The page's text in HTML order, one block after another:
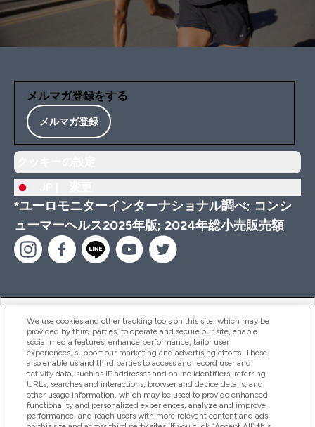
メルマガ登録をする
メルマガ登録
*ユーロモニターインターナショナル調べ; コンシ
ューマーヘルス2025年版; 2024年総小売販売額
ヘルプ＆ガイド
商品について
会社概要
We use cookies and other tracking tools on this site, which may be
provided by third parties, to operate and secure our site, enable
social media features, enhance performance, tailor user
experiences, support our marketing and advertising efforts. These
also enable us and third parties to access and record user and
activity data, such as IP addresses and online identifiers, referring
URLs, searches and interactions, browser and device details, and
other usage information, which may be used to provide enhanced
functionality and personalized experiences, analyze and improve
performance, and reach users with more relevant content and ads